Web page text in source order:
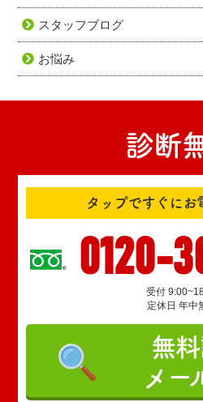
スタッフブログ
お悩み
診断
タップですぐにお
0120-
受付
定休日 年中
無
メー